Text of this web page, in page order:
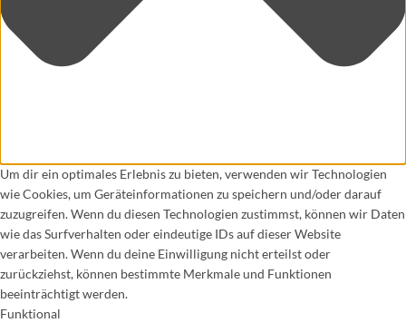
Um dir ein optimales Erlebnis zu bieten, verwenden wir Technologien
wie Cookies, um Geräteinformationen zu speichern und/oder darauf
zuzugreifen. Wenn du diesen Technologien zustimmst, können wir Daten
wie das Surfverhalten oder eindeutige IDs auf dieser Website
verarbeiten. Wenn du deine Einwilligung nicht erteilst oder
zurückziehst, können bestimmte Merkmale und Funktionen
beeinträchtigt werden.
Funktional